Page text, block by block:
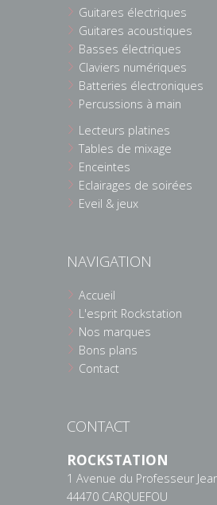
Guitares électriques
Guitares acoustiques
Basses électriques
Claviers numériques
Batteries électroniques
Percussions à main
Lecteurs platines
Tables de mixage
Enceintes
Eclairages de soirées
Eveil & jeux
NAVIGATION
Accueil
L'esprit Rockstation
Nos marques
Bons plans
Contact
CONTACT
ROCKSTATION
1 Avenue du Professeur
44470 CARQUEFOU